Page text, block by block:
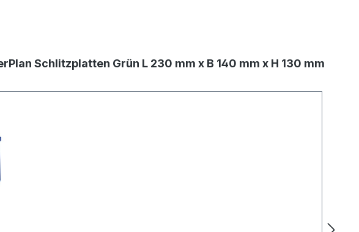
Schlitzplatten Grün L 230 mm x B 140 mm x H 130 mm